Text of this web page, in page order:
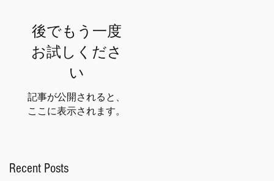
後でもう一度
お試しくださ
い
記事が公開されると、
ここに表示されます。
Recent Posts